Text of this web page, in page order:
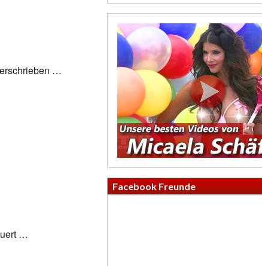
…
…
Facebook Freunde